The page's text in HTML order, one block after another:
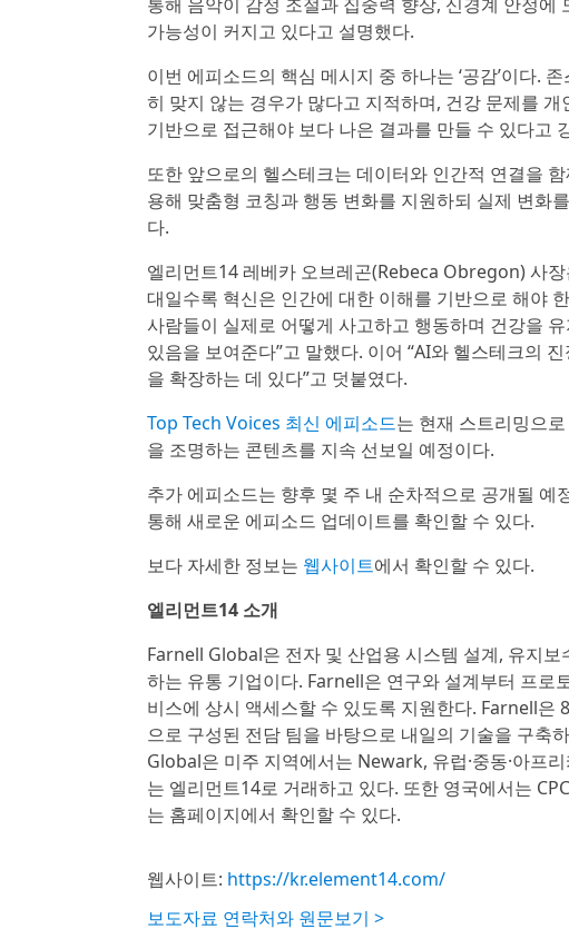
가능성이 커지고 있다고 설명했다.
이번 에피소드의 핵심 메시지 중 하나는 ‘공감’이다.
히 맞지 않는 경우가 많다고 지적하며, 건강 문제를
기반으로 접근해야 보다 나은 결과를 만들 수 있다고
또한 앞으로의 헬스테크는 데이터와 인간적 연결을
용해 맞춤형 코칭과 행동 변화를 지원하되 실제 변화
다.
엘리먼트14 레베카 오브레곤(Rebeca Obregon) 사
대일수록 혁신은 인간에 대한 이해를 기반으로 해야
사람들이 실제로 어떻게 사고하고 행동하며 건강을
있음을 보여준다”고 말했다. 이어 “AI와 헬스테크의
을 확장하는 데 있다”고 덧붙였다.
Top Tech Voices 최신 에피소드는 현재 스트리밍으
을 조명하는 콘텐츠를 지속 선보일 예정이다.
추가 에피소드는 향후 몇 주 내 순차적으로 공개될 예
통해 새로운 에피소드 업데이트를 확인할 수 있다.
보다 자세한 정보는 웹사이트에서 확인할 수 있다.
엘리먼트14 소개
Farnell Global은 전자 및 산업용 시스템 설계, 유지
하는 유통 기업이다. Farnell은 연구와 설계부터 프로
비스에 상시 액세스할 수 있도록 지원한다. Farnell은
으로 구성된 전담 팀을 바탕으로 내일의 기술을 구축
Global은 미주 지역에서는 Newark, 유럽·중동·아프
는 엘리먼트14로 거래하고 있다. 또한 영국에서는
는 홈페이지에서 확인할 수 있다.
웹사이트: https://kr.element14.com/
보도자료 연락처와 원문보기 >